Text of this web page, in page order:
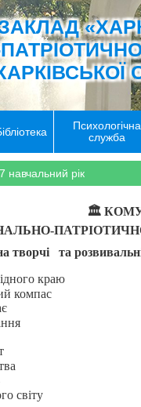
Психологічна
служба
навчальний рік
🏛
творчі та
краю
компас
світу